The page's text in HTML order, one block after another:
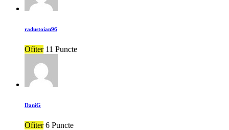
radustoian96
Ofiter 11 Puncte
DaniG
Ofiter 6 Puncte